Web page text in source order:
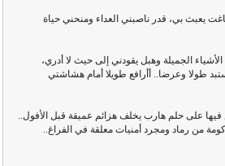
يعبث بي، قدر ناصبني العداء ومنحني حياة
الجميلة وهبل يقودني إلى حيث لا أدري،
طولا وعرضا.. أأرافع طويلا أمام هشاشتي
فيها على حلم هارب يخلف هزائم عميقة قبل الأفول..
كومة من رماد ومجرد أمنيات معلقة في الفراغ..